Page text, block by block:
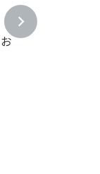
【アウトレッ